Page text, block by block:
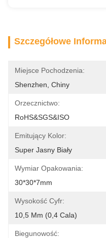
Szczegółowe
Miejsce Pochodzenia:
Shenzhen, Chiny
Orzecznictwo:
RoHS&SGS&ISO
Emitujący Kolor:
Super Jasny Biały
Wymiar Opakowania:
30*30*7mm
Wysokość Cyfr:
10,5 Mm (0,4 Cala)
Biegunowość: